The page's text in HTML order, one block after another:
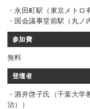
・永田町駅（東京メトロ
・国会議事堂前駅（丸ノ
参加費
無料
登壇者
・酒井啓子氏（千葉大
治））